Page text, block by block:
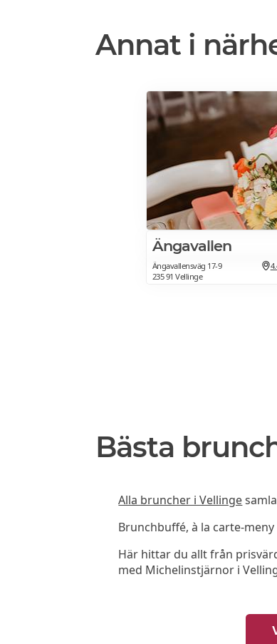
Annat i
Ängavallen
Ängavallensväg 17-9
235 91 Vellinge
Bästa
Alla bruncher i Vellinge
Brunchbuffé, à la carte-
Här hittar du allt från
med Michelinstjärnor i